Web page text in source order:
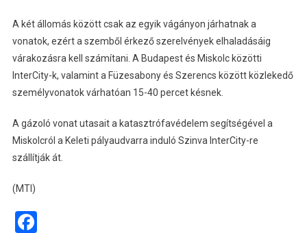
A két állomás között csak az egyik vágányon járhatnak a
vonatok, ezért a szemből érkező szerelvények elhaladásáig
várakozásra kell számítani. A Budapest és Miskolc közötti
InterCity-k, valamint a Füzesabony és Szerencs között közlekedő
személyvonatok várhatóan 15-40 percet késnek.
A gázoló vonat utasait a katasztrófavédelem segítségével a
Miskolcról a Keleti pályaudvarra induló Szinva InterCity-re
szállítják át.
(MTI)